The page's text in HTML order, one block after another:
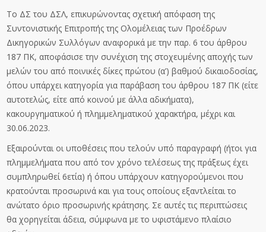
Το ΔΣ του ΔΣΛ, επικυρώνοντας σχετική απόφαση της
Συντονιστικής Επιτροπής της Ολομέλειας των Προέδρων
Δικηγορικών Συλλόγων αναφορικά με την παρ. 6 του άρθρου
187 ΠΚ, αποφάσισε την συνέχιση της στοχευμένης αποχής των
μελών του από ποινικές δίκες πρώτου (α’) βαθμού δικαιοδοσίας,
όπου υπάρχει κατηγορία για παράβαση του άρθρου 187 ΠΚ (είτε
αυτοτελώς, είτε από κοινού με άλλα αδικήματα),
κακουργηματικού ή πλημμεληματικού χαρακτήρα, μέχρι και
30.06.2023.
Εξαιρούνται οι υποθέσεις που τελούν υπό παραγραφή (ήτοι για
πλημμελήματα που από τον χρόνο τελέσεως της πράξεως έχει
συμπληρωθεί 6ετία) ή όπου υπάρχουν κατηγορούμενοι που
κρατούνται προσωρινά και για τους οποίους εξαντλείται το
ανώτατο όριο προσωρινής κράτησης. Σε αυτές τις περιπτώσεις
θα χορηγείται άδεια, σύμφωνα με το υφιστάμενο πλαίσιο